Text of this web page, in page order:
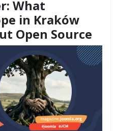
What
in Kraków
Open Source